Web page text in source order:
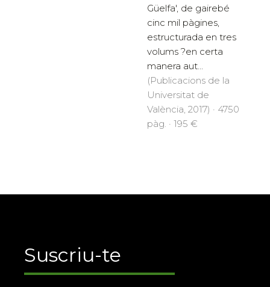
Güelfa', de gairebé
cinc mil pàgines,
estructurada en tres
volums ?en certa
manera aut...
(Publicacions de la
Universitat de
València, 2017) · 4750
pàg. · 195 €
Suscriu-te